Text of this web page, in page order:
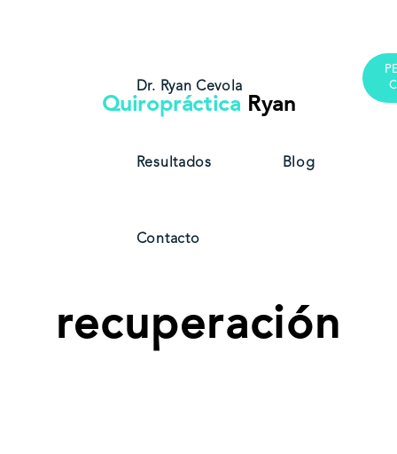
Quiropráctica Ryan
Dr. Ryan Cevola
Resultados Blog
Contacto
recuperación